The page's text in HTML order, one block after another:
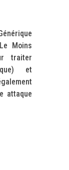
Moins
traiter
et
attaque